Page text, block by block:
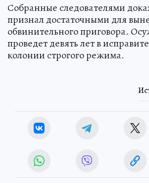
Собранные следователями
признал достаточными для
обвинительного приговора.
проведет девять лет в
колонии строгого режима.